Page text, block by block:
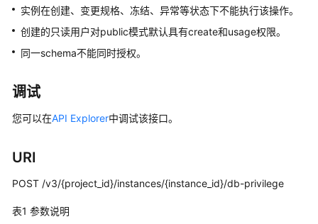
计
说
明
快
速
入
用
户
南
实例在创建、变更规格、冻结、异常等状态下不能执行该操作。
创建的只读用户对public模式默认具有create和usage权限。
同一schema不能同时授权。
调试
您可以在API Explorer中调试该接口。
URI
POST /v3/{project_id}/instances/{instance_id}/db-privilege
表1 参数说明